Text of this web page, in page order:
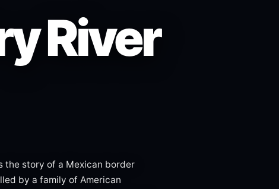
River
the story of a Mexican border
by a family of American